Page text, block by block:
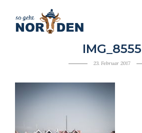
IMG_8555
23. Februar 2017